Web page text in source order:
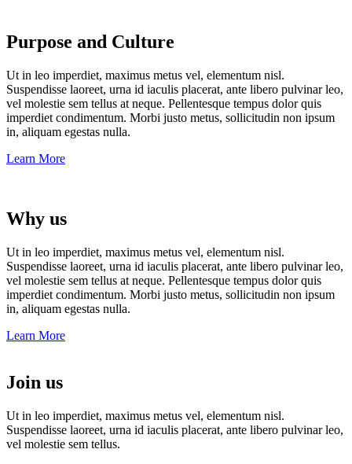
Purpose and Culture
Ut in leo imperdiet, maximus metus vel, elementum nisl.
Suspendisse laoreet, urna id iaculis placerat, ante libero pulvinar leo,
vel molestie sem tellus at neque. Pellentesque tempus dolor quis
imperdiet condimentum. Morbi justo metus, sollicitudin non ipsum
in, aliquam egestas nulla.
Learn More
Why us
Ut in leo imperdiet, maximus metus vel, elementum nisl.
Suspendisse laoreet, urna id iaculis placerat, ante libero pulvinar leo,
vel molestie sem tellus at neque. Pellentesque tempus dolor quis
imperdiet condimentum. Morbi justo metus, sollicitudin non ipsum
in, aliquam egestas nulla.
Learn More
Join us
Ut in leo imperdiet, maximus metus vel, elementum nisl.
Suspendisse laoreet, urna id iaculis placerat, ante libero pulvinar leo,
vel molestie sem tellus.